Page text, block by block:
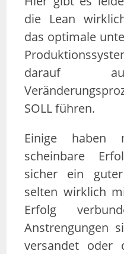
die Lean
das optimale
darauf
SOLL führen.
Einige haben
scheinbare
sicher ein
selten wirklich
Erfolg
Anstrengungen
versandet oder